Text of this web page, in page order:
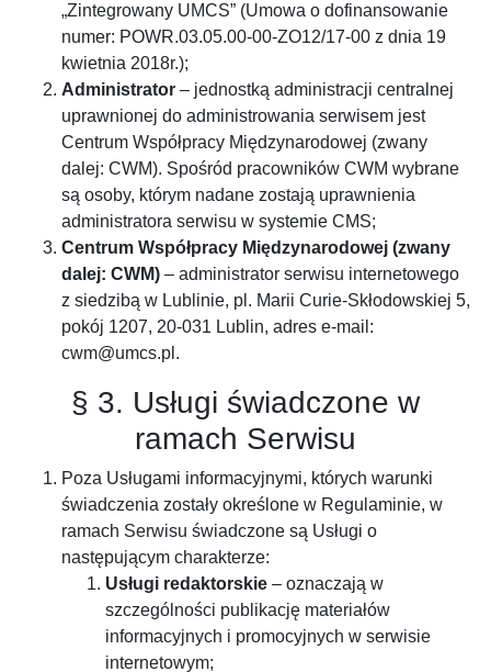
„Zintegrowany UMCS” (Umowa o dofinansowanie
numer: POWR.03.05.00-00-ZO12/17-00 z dnia 19
kwietnia 2018r.);
Administrator – jednostką administracji centralnej
uprawnionej do administrowania serwisem jest
Centrum Współpracy Międzynarodowej (zwany
dalej: CWM). Spośród pracowników CWM wybrane
są osoby, którym nadane zostają uprawnienia
administratora serwisu w systemie CMS;
Centrum Współpracy Międzynarodowej (zwany
dalej: CWM) – administrator serwisu internetowego
z siedzibą w Lublinie, pl. Marii Curie-Skłodowskiej 5,
pokój 1207, 20-031 Lublin, adres e-mail:
cwm@umcs.pl.
§ 3. Usługi świadczone w
ramach Serwisu
Poza Usługami informacyjnymi, których warunki
świadczenia zostały określone w Regulaminie, w
ramach Serwisu świadczone są Usługi o
następującym charakterze:
Usługi redaktorskie – oznaczają w
szczególności publikację materiałów
informacyjnych i promocyjnych w serwisie
internetowym;